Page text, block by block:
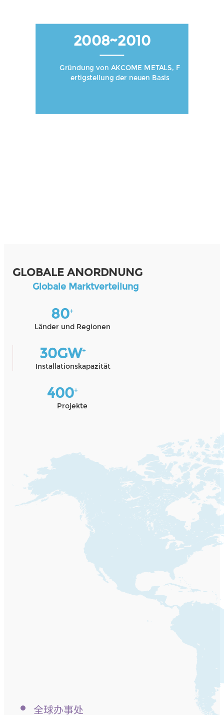
2008~2010
Gründung von AKCOME METALS, F
ertigstellung der neuen Basis
GLOBALE ANORDNUNG
Globale Marktverteilung
80+
Länder und Regionen
30GW+
Installationskapazität
400+
Projekte